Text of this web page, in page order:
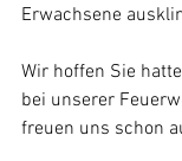
Erwachsene
Wir hoffen Sie
bei unserer
freuen uns schon